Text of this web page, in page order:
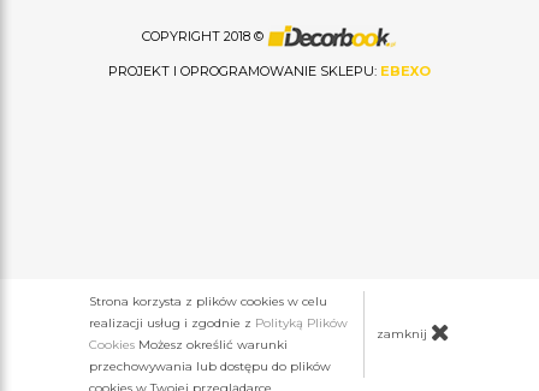
COPYRIGHT 2018 ©
PROJEKT I OPROGRAMOWANIE SKLEPU: EBEXO
Strona korzysta z plików cookies w celu
realizacji usług i zgodnie z Polityką Plików
Cookies Możesz określić warunki
przechowywania lub dostępu do plików
zamknij